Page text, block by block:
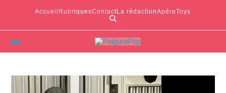
Accueil RubriquesContactLa rédactionApéroToys